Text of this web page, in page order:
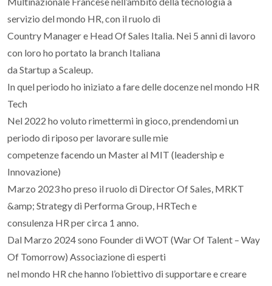
servizio del mondo HR, con il ruolo di
Country Manager e Head Of Sales Italia. Nei 5 anni di lavoro
con loro ho portato la branch Italiana
da Startup a Scaleup.
In quel periodo ho iniziato a fare delle docenze nel mondo HR
Tech
Nel 2022 ho voluto rimettermi in gioco, prendendomi un
periodo di riposo per lavorare sulle mie
competenze facendo un Master al MIT (leadership e
Innovazione)
Marzo 2023 ho preso il ruolo di Director Of Sales, MRKT
&amp; Strategy di Performa Group, HRTech e
consulenza HR per circa 1 anno.
Dal Marzo 2024 sono Founder di WOT (War Of Talent – Way
Of Tomorrow) Associazione di esperti
nel mondo HR che hanno l’obiettivo di supportare e creare